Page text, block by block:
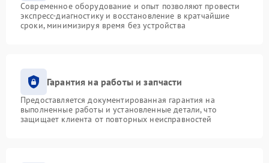
Современное оборудование и опыт позволяют провести
экспресс-диагностику и восстановление в кратчайшие
сроки, минимизируя время без устройства
Гарантия на работы и запчасти
Предоставляется документированная гарантия на
выполненные работы и установленные детали, что
защищает клиента от повторных неисправностей